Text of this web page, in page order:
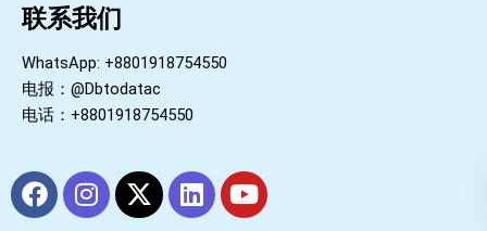
联系我们
WhatsApp: +8801918754550
电报：@Dbtodatac
电话：+8801918754550
F
a
I
n
X
-
L
i
Y
o